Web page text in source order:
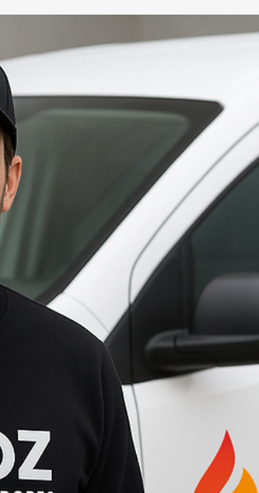
Conserto e Assistência
Aquecedor Lorenzetti
Cordovil
TEL 21 987129298 📞 Telefone / WhatsApp: (21)
98712‑9298🌐 Site: kozaquecedores.com.br Se
você mora em Cordovil e precisa de assistência
técnica Lorenzetti, a KOZ Aquecedores é a
escolha certa. Nossa equipe realiza conserto,
instalação e manutenção de aquecedores
Lorenzetti com rapidez, segurança e garantia
qualidade. 🔧 Serviços especializados em
Cordovil Conserto de aquecedores Lorenzetti
Instalação conforme normas técnicas Troca de
peças originais Lorenzetti Limpeza e